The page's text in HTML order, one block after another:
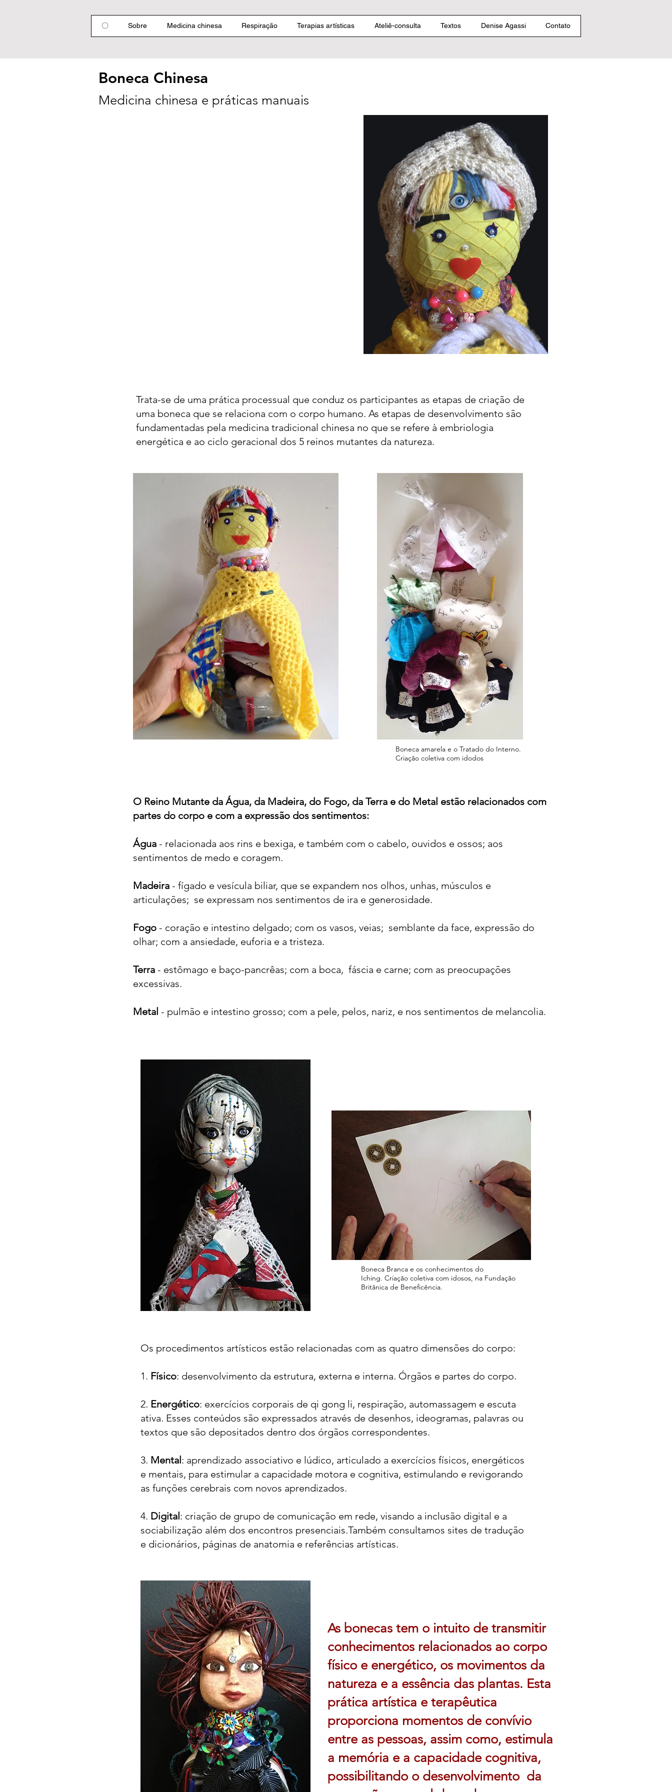
〇 Sobre Medicina chinesa Respiração Terapias artísticas Ateliê-consulta Textos Denise Agassi Contato
Boneca Chinesa
Medicina chinesa e práticas manuais
Trata-se de uma prática processual que conduz os participantes as etapas de criação de
uma boneca que se relaciona com o corpo humano. As etapas de desenvolvimento são
fundamentadas pela medicina tradicional chinesa no que se refere à embriologia
energética e ao ciclo geracional dos 5 reinos mutantes da natureza.
Boneca amarela e o Tratado do Interno.
Criação coletiva com idodos
O Reino Mutante da Água, da Madeira, do Fogo, da Terra e do Metal estão relacionados com
partes do corpo e com a expressão dos sentimentos:
Água - relacionada aos rins e bexiga, e também com o cabelo, ouvidos e ossos; aos
sentimentos de medo e coragem.
Madeira - fígado e vesícula biliar, que se expandem nos olhos, unhas, músculos e
articulações; se expressam nos sentimentos de ira e generosidade.
Fogo - coração e intestino delgado; com os vasos, veias; semblante da face, expressão do
olhar; com a ansiedade, euforia e a tristeza.
Terra - estômago e baço-pancrêas; com a boca, fáscia e carne; com as preocupações
excessivas.
Metal - pulmão e intestino grosso; com a pele, pelos, nariz, e nos sentimentos de melancolia.
Boneca Branca e os conhecimentos do
Iching. Criação coletiva com idosos, na Fundação
Britânica de Beneficência.
Os procedimentos artísticos estão relacionadas com as quatro dimensões do corpo:
1. Físico: desenvolvimento da estrutura, externa e interna. Órgãos e partes do corpo.
2. Energético: exercícios corporais de qi gong li, respiração, automassagem e escuta
ativa. Esses conteúdos são expressados através de desenhos, ideogramas, palavras ou
textos que são depositados dentro dos órgãos correspondentes.
3. Mental: aprendizado associativo e lúdico, articulado a exercícios físicos, energéticos
e mentais, para estimular a capacidade motora e cognitiva, estimulando e revigorando
as funções cerebrais com novos aprendizados.
4. Digital: criação de grupo de comunicação em rede, visando a inclusão digital e a
sociabilização além dos encontros presenciais.Também consultamos sites de tradução
e dicionários, páginas de anatomia e referências artísticas.
As bonecas tem o intuito de transmitir
conhecimentos relacionados ao corpo
físico e energético, os movimentos da
natureza e a essência das plantas. Esta
prática artística e terapêutica
proporciona momentos de convívio
entre as pessoas, assim como, estimula
a memória e a capacidade cognitiva,
possibilitando o desenvolvimento da